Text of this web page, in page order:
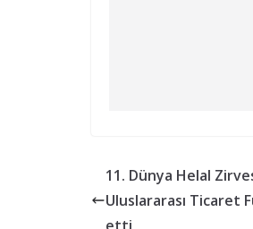
11. Dünya Helal
Uluslararası Ticaret